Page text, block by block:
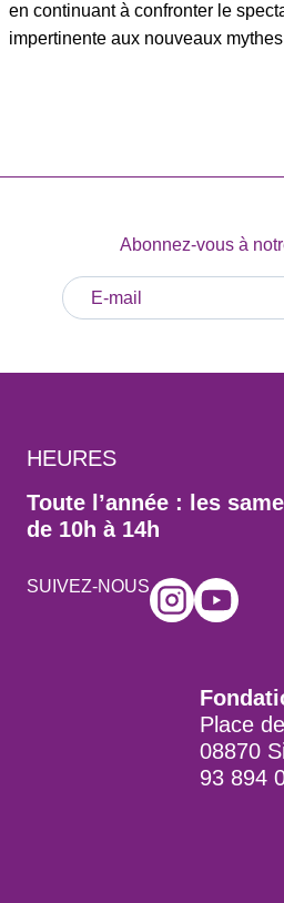
en continuant à confronter le
impertinente aux nouveaux
Abonnez-vous à
HEURES
Toute l’année : les
de 10h à 14h
SUIVEZ-NOUS
Place
08870
93 894